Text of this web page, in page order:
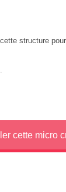
structure
.
cette micro